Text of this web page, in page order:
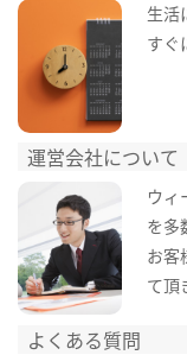
生活
すぐ
運営会社について
ウィ
を多
お客
て頂
よくある質問